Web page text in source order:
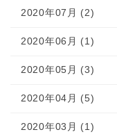
2020年07月 (2)
2020年06月 (1)
2020年05月 (3)
2020年04月 (5)
2020年03月 (1)